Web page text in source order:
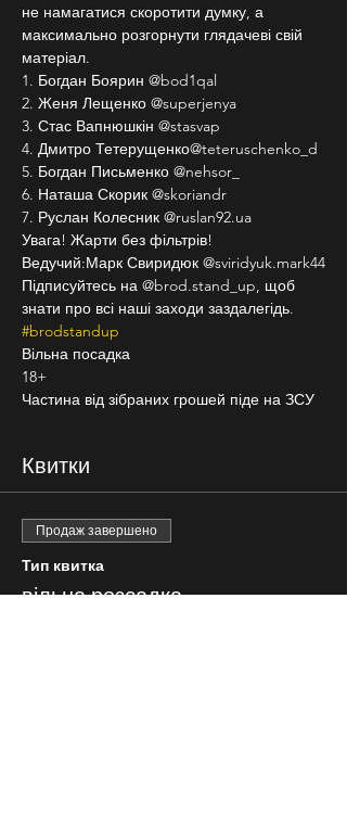
не намагатися скоротити думку, а
максимально розгорнути глядачеві свій
матеріал.
1. Богдан Боярин @bod1qal
2. Женя Лещенко @superjenya
3. Стас Вапнюшкін @stasvap
4. Дмитро Тетерущенко@teteruschenko_d
5. Богдан Письменко @nehsor_
6. Наташа Скорик @skoriandr
7. Руслан Колесник @ruslan92.ua
Увага! Жарти без фільтрів!
Ведучий:Марк Свиридюк @sviridyuk.mark44
Підписуйтесь на @brod.stand_up, щоб
знати про всі наші заходи заздалегідь.
#brodstandup
Вільна посадка
18+
Частина від зібраних грошей піде на ЗСУ
Квитки
Продаж завершено
Тип квитка
вільна розсадка